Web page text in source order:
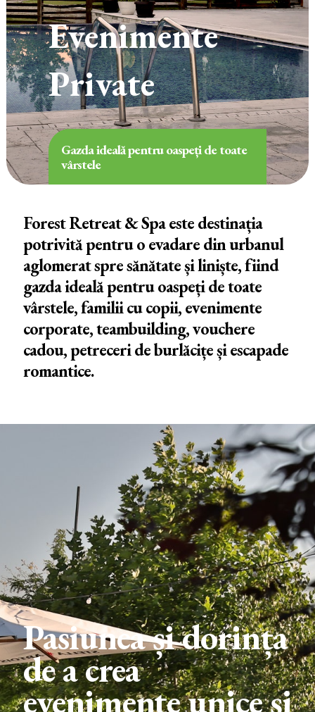
Evenimente
Private
Gazda ideală pentru oaspeți de toate
vârstele
Forest Retreat & Spa este destinația
potrivită pentru o evadare din urbanul
aglomerat spre sănătate și liniște, fiind
gazda ideală pentru oaspeți de toate
vârstele, familii cu copii, evenimente
corporate, teambuilding, vouchere
cadou, petreceri de burlăcițe și escapade
romantice.
Pasiunea și dorința
de a crea
evenimente unice și